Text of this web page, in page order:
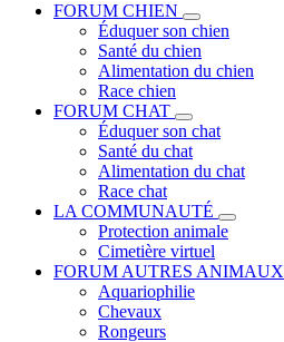
FORUM CHIEN
Éduquer son chien
Santé du chien
Alimentation du chien
Race chien
FORUM CHAT
Éduquer son chat
Santé du chat
Alimentation du chat
Race chat
LA COMMUNAUTÉ
Protection animale
Cimetière virtuel
FORUM AUTRES ANIMAUX
Aquariophilie
Chevaux
Rongeurs